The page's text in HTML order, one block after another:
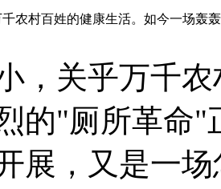
农村百姓的健康生活。如今一场轰
，关乎万千
的"厕所革命"
展，又是一